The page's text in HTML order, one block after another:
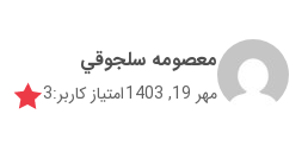
معصومه سلجوقي
مهر 19, 1403 امتیاز کاربر:3